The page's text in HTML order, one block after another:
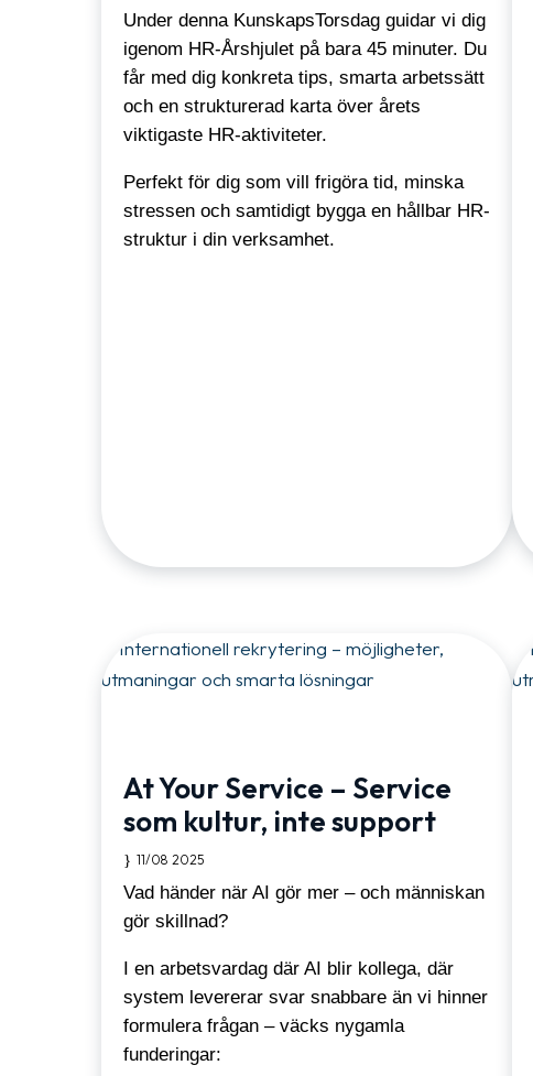
Under denna KunskapsTorsdag guidar vi dig
igenom HR-Årshjulet på bara 45 minuter. Du
får med dig konkreta tips, smarta arbetssätt
och en strukturerad karta över årets
viktigaste HR-aktiviteter.
Perfekt för dig som vill frigöra tid, minska
stressen och samtidigt bygga en hållbar HR-
struktur i din verksamhet.
At Your Service – Service
som kultur, inte support
11/08 2025
Vad händer när AI gör mer – och människan
gör skillnad?
I en arbetsvardag där AI blir kollega, där
system levererar svar snabbare än vi hinner
formulera frågan – väcks nygamla
funderingar: